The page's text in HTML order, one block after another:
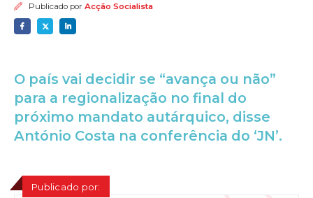
Publicado por Acção Socialista
O país vai decidir se “avança ou não”
para a regionalização no final do
próximo mandato autárquico, disse
António Costa na conferência do ‘JN’.
Publicado por: